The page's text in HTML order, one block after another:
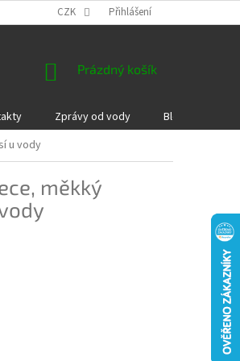
DÁRKOVÉ POUKAZY
CZK Přihlášení
NÁKUPNÍ
Prázdný košík
Zprávy od vody Blog
u vody
měkký